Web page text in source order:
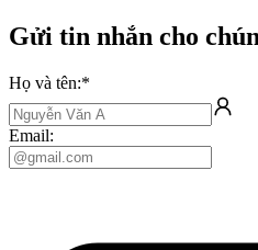
Gửi tin nhắn cho
Họ và tên:*
Email: